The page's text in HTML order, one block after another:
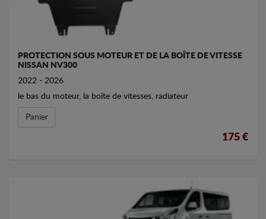
PROTECTION SOUS MOTEUR ET DE LA BOÎTE DE VITESSE
NISSAN NV300
2022 - 2026
le bas du moteur, la boîte de vitesses, radiateur
Panier
175 €